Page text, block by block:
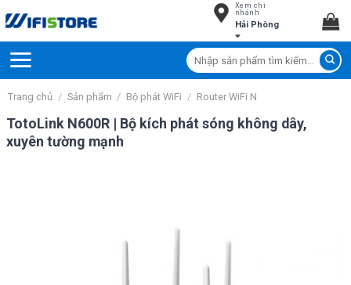
to
Xem chi
nhánh
Hải Phòng
Tìm
kiếm:
Trang chủ / Sản phẩm / Bộ phát WiFi / Router WiFi N
TotoLink N600R | Bộ kích phát sóng không dây,
xuyên tường mạnh